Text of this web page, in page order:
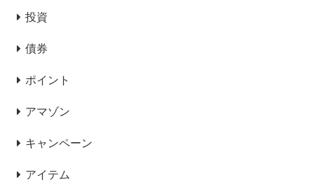
投資
債券
ポイント
アマゾン
キャンペーン
アイテム